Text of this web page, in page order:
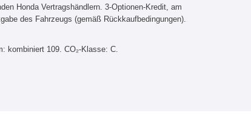
Honda Vertragshändlern. 3-Optionen-Kredit, am
des Fahrzeugs (gemäß Rückkaufbedingungen).
kombiniert 109. CO₂-Klasse: C.